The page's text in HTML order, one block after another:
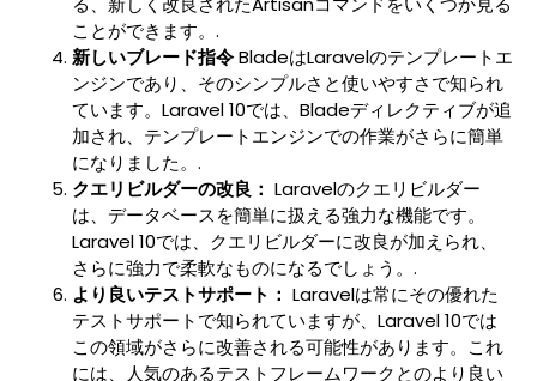
ことができます。.
新しいブレード指令BladeはLaravelのテンプレートエ
ンジンであり、そのシンプルさと使いやすさで知られ
ています。Laravel 10では、Bladeディレクティブが追
加され、テンプレートエンジンでの作業がさらに簡単
になりました。.
クエリビルダーの改良： Laravelのクエリビルダー
は、データベースを簡単に扱える強力な機能です。
Laravel 10では、クエリビルダーに改良が加えられ、
さらに強力で柔軟なものになるでしょう。.
より良いテストサポート： Laravelは常にその優れた
テストサポートで知られていますが、Laravel 10では
この領域がさらに改善される可能性があります。これ
には、人気のあるテストフレームワークとのより良い